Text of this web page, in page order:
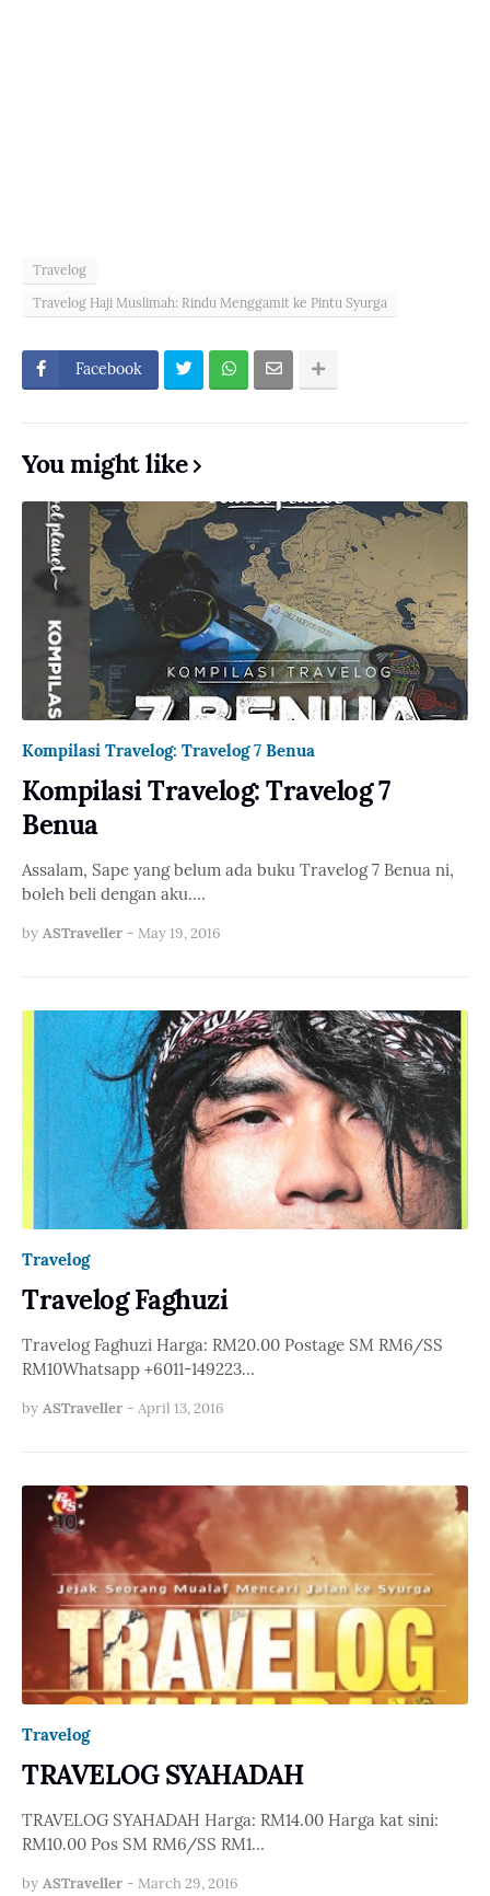
Travelog
Travelog Haji Muslimah: Rindu Menggamit ke Pintu Syurga
Facebook
You might like
Kompilasi Travelog: Travelog 7 Benua
Kompilasi Travelog: Travelog 7
Benua
Assalam, Sape yang belum ada buku Travelog 7 Benua ni,
boleh beli dengan aku.…
by ASTraveller - May 19, 2016
Travelog
Travelog Faghuzi
Travelog Faghuzi Harga: RM20.00 Postage SM RM6/SS
RM10Whatsapp +6011-149223…
by ASTraveller - April 13, 2016
Travelog
TRAVELOG SYAHADAH
TRAVELOG SYAHADAH Harga: RM14.00 Harga kat sini:
RM10.00 Pos SM RM6/SS RM1…
by ASTraveller - March 29, 2016